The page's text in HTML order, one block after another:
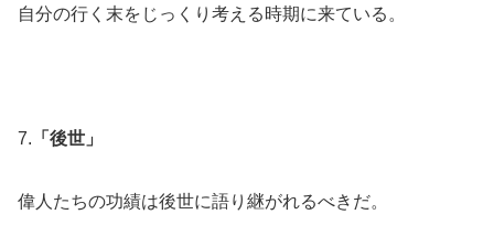
自分の行く末をじっくり考える時期に来ている。
7. 「後世」
偉人たちの功績は後世に語り継がれるべきだ。